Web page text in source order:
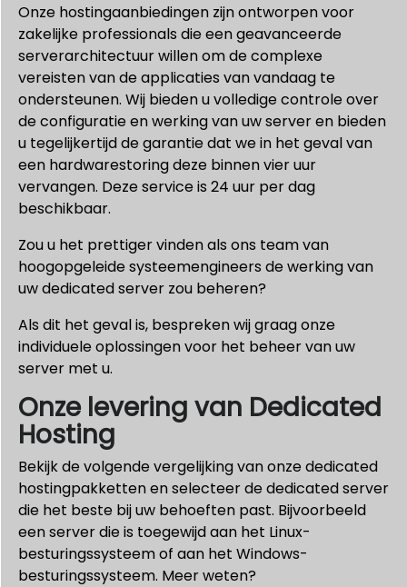
Onze hostingaanbiedingen zijn ontworpen voor
zakelijke professionals die een geavanceerde
serverarchitectuur willen om de complexe
vereisten van de applicaties van vandaag te
ondersteunen. Wij bieden u volledige controle over
de configuratie en werking van uw server en bieden
u tegelijkertijd de garantie dat we in het geval van
een hardwarestoring deze binnen vier uur
vervangen. Deze service is 24 uur per dag
beschikbaar.
Zou u het prettiger vinden als ons team van
hoogopgeleide systeemengineers de werking van
uw dedicated server zou beheren?
Als dit het geval is, bespreken wij graag onze
individuele oplossingen voor het beheer van uw
server met u.
Onze levering van Dedicated
Hosting
Bekijk de volgende vergelijking van onze dedicated
hostingpakketten en selecteer de dedicated server
die het beste bij uw behoeften past. Bijvoorbeeld
een server die is toegewijd aan het Linux-
besturingssysteem of aan het Windows-
besturingssysteem. Meer weten?